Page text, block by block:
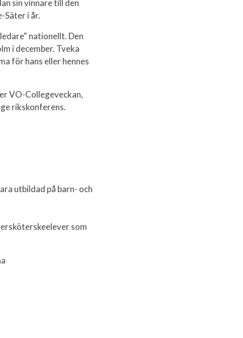
sin vinnare till den
Säter i år.
nationellt. Den
i december. Tveka
för hans eller hennes
VO-Collegeveckan,
rikskonferens.
utbildad på barn- och
som